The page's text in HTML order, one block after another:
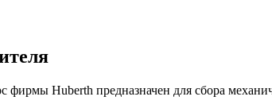
Huberth предназначен для сбора